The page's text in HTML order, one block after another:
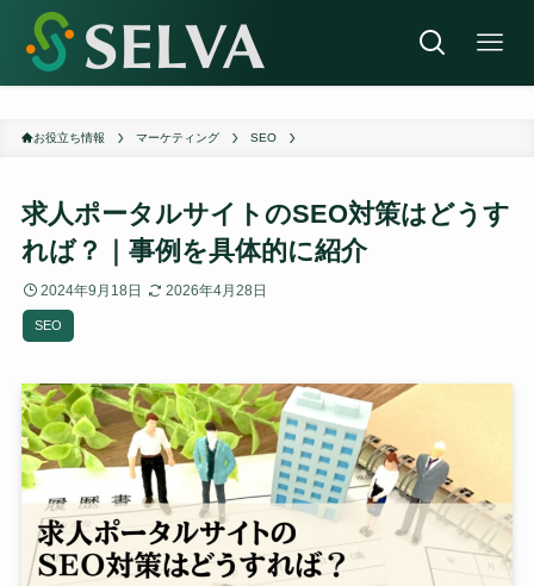
お役立ち情報 マーケティング SEO
求人ポータルサイトのSEO対策はどうす
れば？｜事例を具体的に紹介
SEO
2024年9月18日 2026年4月28日